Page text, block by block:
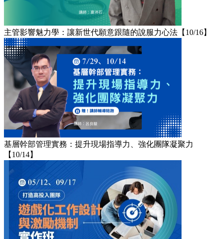
主管影響魅力學：讓新世代願意跟隨的說服力心法【10/16】
基層幹部管理實務：提升現場指導力、強化團隊凝聚力
【10/14】